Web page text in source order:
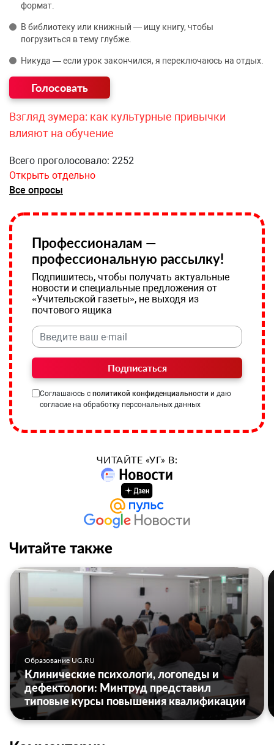
формат.
В библиотеку или книжный — ищу книгу, чтобы
погрузиться в тему глубже.
Никуда — если урок закончился, я переключаюсь на отдых.
Взгляд зумера: как культурные привычки
влияют на обучение
Всего проголосовало: 2252
Открыть отдельно
Все опросы
Профессионалам —
профессиональную рассылку!
Подпишитесь, чтобы получать актуальные
новости и специальные предложения от
«Учительской газеты», не выходя из
почтового ящика
Подписаться
Соглашаюсь с политикой конфиденциальности и даю
согласие на обработку персональных данных
ЧИТАЙТЕ «УГ» В:
Читайте также
Образование UG.RU
Клинические психологи, логопеды и
дефектологи: Минтруд представил
типовые курсы повышения квалификации